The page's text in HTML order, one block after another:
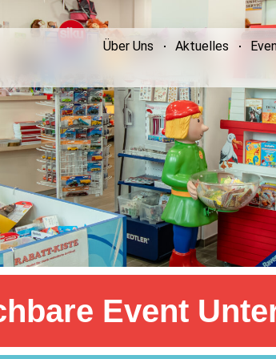
Über Uns Aktuelles
Event